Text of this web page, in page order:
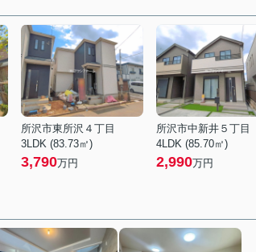
所沢市東所沢４丁目
3LDK (83.73㎡)
3,790万円
所沢市中新井５丁目
4LDK (85.70㎡)
2,990万円